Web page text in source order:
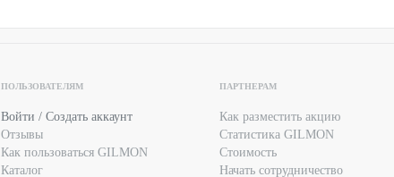
ПОЛЬЗОВАТЕЛЯМ
Войти / Создать аккаунт
Отзывы
Как пользоваться GILMON
Каталог
ПАРТНЕРАМ
Как разместить акцию
Статистика GILMON
Стоимость
Начать сотрудничество